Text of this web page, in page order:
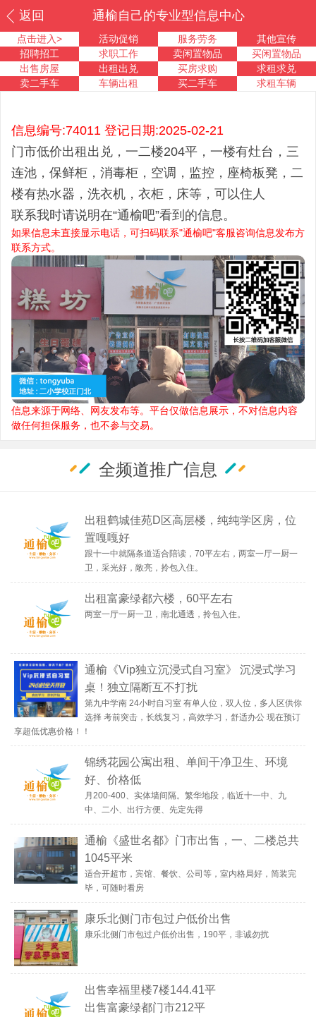
返回 通榆自己的专业型信息中心
点击进入> 活动促销 服务劳务
其他宣传
招聘招工
求职工作 卖闲置物品
买闲置物品
出售房屋
出租出兑 买房求购
求租求兑
卖二手车
车辆出租 买二手车 求租车辆
信息编号:74011 登记日期:2025-02-21
门市低价出租出兑，一二楼204平，一楼有灶台，三
连池，保鲜柜，消毒柜，空调，监控，座椅板凳，二
楼有热水器，洗衣机，衣柜，床等，可以住人
联系我时请说明在“通榆吧”看到的信息。
如果信息未直接显示电话，可扫码联系"通榆吧"客服咨询信息发布方
联系方式。
信息来源于网络、网友发布等。平台仅做信息展示，不对信息内容
做任何担保服务，也不参与交易。
全频道推广信息
出租鹤城佳苑D区高层楼，纯纯学区房，位
置嘎嘎好
跟十一中就隔条道适合陪读，70平左右，两室一厅一厨一
卫，采光好，敞亮，拎包入住。
出租富豪绿都六楼，60平左右
两室一厅一厨一卫，南北通透，拎包入住。
通榆《Vip独立沉浸式自习室》 沉浸式学习
桌！独立隔断互不打扰
第九中学南 24小时自习室 有单人位，双人位，多人区供你
选择 考前突击，长线复习，高效学习，舒适办公 现在预订
享超低优惠价格！！
锦绣花园公寓出租、单间干净卫生、环境
好、价格低
月200-400、实体墙间隔。繁华地段，临近十一中、九
中、二小、出行方便、先定先得
通榆《盛世名都》门市出售，一、二楼总共
1045平米
适合开超市，宾馆、餐饮、公司等，室内格局好，简装完
毕，可随时看房
康乐北侧门市包过户低价出售
康乐北侧门市包过户低价出售，190平，非诚勿扰
出售幸福里楼7楼144.41平
出售富豪绿都门市212平